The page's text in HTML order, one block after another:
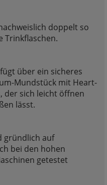
doppelt so
Trinkflaschen.
über ein sicheres
Mundstück mit Heart-
der sich leicht öffnen
lässt.
gründlich auf
bei den hohen
getestet